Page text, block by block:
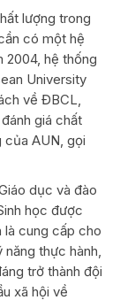
lượng trong
có một hệ
2004, hệ thống
University
về ĐBCL,
giá chất
của AUN, gọi
dục và đào
học được
là cung cấp cho
thực hành,
trở thành đội
xã hội về